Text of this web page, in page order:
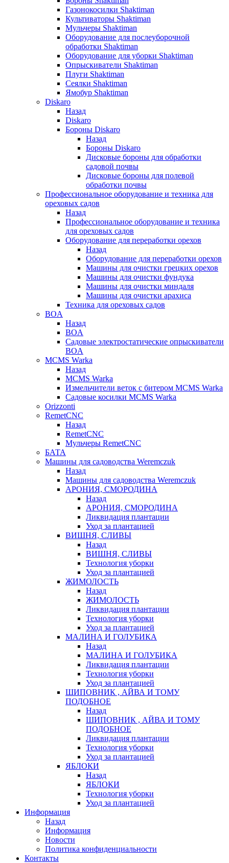
Газонокосилки Shaktiman
Культиваторы Shaktiman
Мульчеры Shaktiman
Оборудование для послеуборочной
обработки Shaktiman
Оборудование для уборки Shaktiman
Опрыскиватели Shaktiman
Плуги Shaktiman
Сеялки Shaktiman
Ямобур Shaktiman
Diskaro
Назад
Diskaro
Бороны Diskaro
Назад
Бороны Diskaro
Дисковые бороны для обработки
садовой почвы
Дисковые бороны для полевой
обработки почвы
Профессиональное оборудование и техника для
ореховых садов
Назад
Профессиональное оборудование и техника
для ореховых садов
Оборудование для переработки орехов
Назад
Оборудование для переработки орехов
Машины для очистки грецких орехов
Машины для очистки фундука
Машины для очистки миндаля
Машины для очистки арахиса
Техника для ореховых садов
BOA
Назад
BOA
Садовые электростатические опрыскиватели
BOA
MCMS Warka
Назад
MCMS Warka
Измельчители веток с битером MCMS Warka
Садовые косилки MCMS Warka
Orizzonti
RemetCNC
Назад
RemetCNC
Мульчеры RemetCNC
БАТА
Машины для садоводства Weremczuk
Назад
Машины для садоводства Weremczuk
АРОНИЯ, СМОРОДИНА
Назад
АРОНИЯ, СМОРОДИНА
Ликвидация плантации
Уход за плантацией
ВИШНЯ, СЛИВЫ
Назад
ВИШНЯ, СЛИВЫ
Технология уборки
Уход за плантацией
ЖИМОЛОСТЬ
Назад
ЖИМОЛОСТЬ
Ликвидация плантации
Технология уборки
Уход за плантацией
МАЛИНА И ГОЛУБИКА
Назад
МАЛИНА И ГОЛУБИКА
Ликвидация плантации
Технология уборки
Уход за плантацией
ШИПОВНИК , АЙВА И ТОМУ
ПОДОБНОЕ
Назад
ШИПОВНИК , АЙВА И ТОМУ
ПОДОБНОЕ
Ликвидация плантации
Технология уборки
Уход за плантацией
ЯБЛОКИ
Назад
ЯБЛОКИ
Технология уборки
Уход за плантацией
Информация
Назад
Информация
Новости
Политика конфиденциальности
Контакты